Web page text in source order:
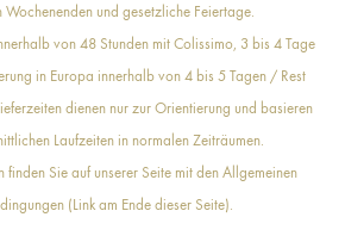
Wochenenden und gesetzliche Feiertage.
von 48 Stunden mit Colissimo, 3 bis 4 Tage
in Europa innerhalb von 4 bis 5 Tagen / Rest
dienen nur zur Orientierung und basieren
Laufzeiten in normalen Zeiträumen.
finden Sie auf unserer Seite mit den Allgemeinen
(Link am Ende dieser Seite).